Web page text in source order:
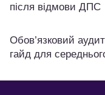
після відмови ДПС
Обов’язковий
гайд для